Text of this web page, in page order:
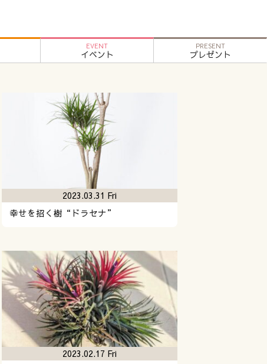
EVENT
イベント
PRESENT
プレゼント
幸せを招く樹“ドラセナ”
2023.03.31 Fri
2023.02.17 Fri